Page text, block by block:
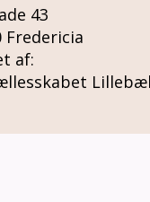
43
Fredericia
af: